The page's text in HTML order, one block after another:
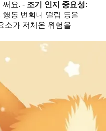
써요. - 조기 인지 중요성:
동 변화나 떨림 등을
소가 저체온 위험을